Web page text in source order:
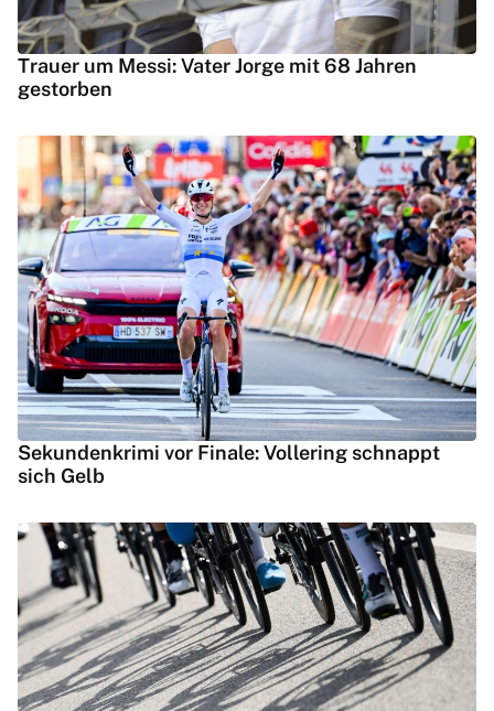
Trauer um Messi: Vater Jorge mit 68 Jahren
gestorben
Sekundenkrimi vor Finale: Vollering schnappt
sich Gelb